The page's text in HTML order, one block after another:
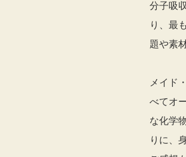
分子吸
り、最
題や素
メイド
べてオ
な化学
りに、